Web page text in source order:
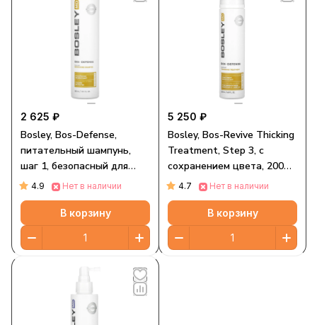
2 625 ₽
Bosley, Bos-Defense,
питательный шампунь,
шаг 1, безопасный для
окрашенных волос, 300 мл
(10,1 жидк. Унции)
4.9 Нет в наличии
В корзину
5 250 ₽
Bosley, Bos-Revive Thicking
Treatment, Step 3, с
сохранением цвета, 200
мл (6,8 жидк. Унции)
4.7 Нет в наличии
В корзину